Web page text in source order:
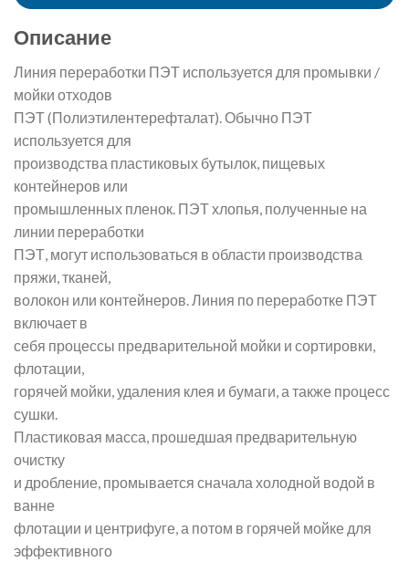
Описание
Линия переработки ПЭТ используется для промывки /
мойки отходов
ПЭТ (Полиэтилентерефталат). Обычно ПЭТ
используется для
производства пластиковых бутылок, пищевых
контейнеров или
промышленных пленок. ПЭТ хлопья, полученные на
линии переработки
ПЭТ, могут использоваться в области производства
пряжи, тканей,
волокон или контейнеров. Линия по переработке ПЭТ
включает в
себя процессы предварительной мойки и сортировки,
флотации,
горячей мойки, удаления клея и бумаги, а также процесс
сушки.
Пластиковая масса, прошедшая предварительную
очистку
и дробление, промывается сначала холодной водой в
ванне
флотации и центрифуге, а потом в горячей мойке для
эффективного